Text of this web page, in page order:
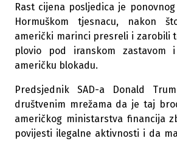
Rast cijena posljedica je
Hormuškom tjesnacu, nakon
američki marinci presreli i zarobili
plovio pod iranskom zastavom
američku blokadu.
Predsjednik SAD-a Donald
društvenim mrežama da je taj
američkog ministarstva financija
povijesti ilegalne aktivnosti i da